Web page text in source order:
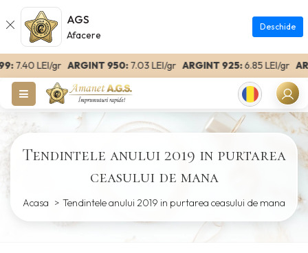
AGS
Afacere
Deschide
7.40 LEI/grARGINT 950:7.03 LEI/grARGINT 925:6.85 LEI/gr
Romanian
Tendintele anului 2019 in purtarea
ceasului de mana
Acasa Tendintele anului 2019 in purtarea ceasului de mana